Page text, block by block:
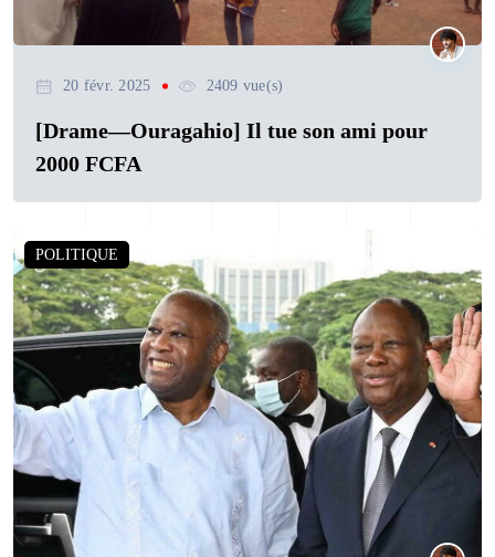
20 févr. 2025 2409 vue(s)
[Drame—Ouragahio] Il tue son ami pour
2000 FCFA
POLITIQUE